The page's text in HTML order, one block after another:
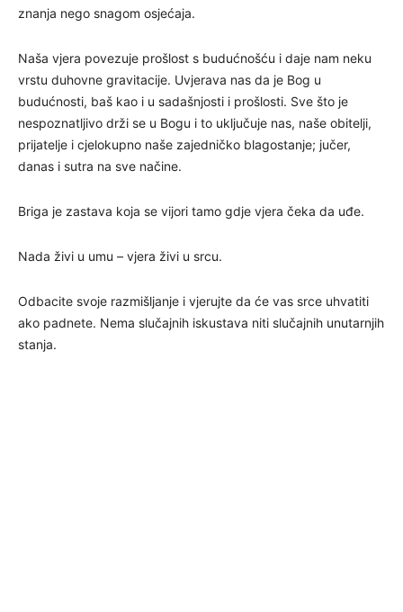
znanja nego snagom osjećaja.
Naša vjera povezuje prošlost s budućnošću i daje nam neku
vrstu duhovne gravitacije. Uvjerava nas da je Bog u
budućnosti, baš kao i u sadašnjosti i prošlosti. Sve što je
nespoznatljivo drži se u Bogu i to uključuje nas, naše obitelji,
prijatelje i cjelokupno naše zajedničko blagostanje; jučer,
danas i sutra na sve načine.
Briga je zastava koja se vijori tamo gdje vjera čeka da uđe.
Nada živi u umu – vjera živi u srcu.
Odbacite svoje razmišljanje i vjerujte da će vas srce uhvatiti
ako padnete. Nema slučajnih iskustava niti slučajnih unutarnjih
stanja.